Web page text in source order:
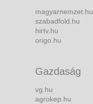
magyarnemzet.hu
szabadfold.hu
hirtv.hu
origo.hu
Gazdaság
vg.hu
agrokep.hu